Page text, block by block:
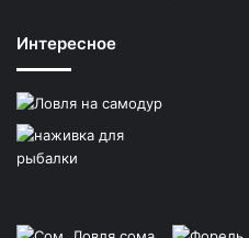
Интересное